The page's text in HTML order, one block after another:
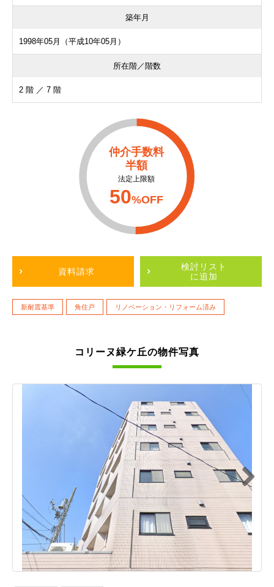
築年月
1998年05月（平成10年05月）
所在階／階数
2 階 ／ 7 階
仲介手数料
半額
法定上限額
50%OFF
資料請求
検討リスト
に追加
新耐震基準 角住戸 リノベーション・リフォーム済み
コリーヌ緑ケ丘の物件写真
Next